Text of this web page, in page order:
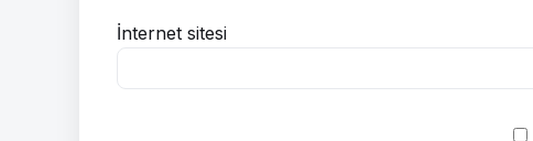
İnternet sitesi